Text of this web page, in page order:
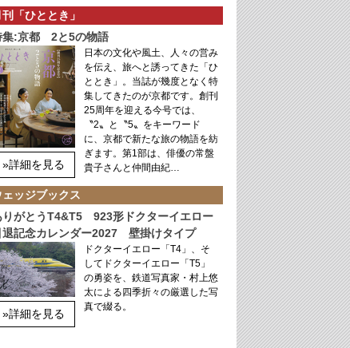
刊「ひととき」
集:京都 2と5の物語
»詳細を見る
日本の文化や風土、人々の営み
を伝え、旅へと誘ってきた「ひ
ととき」。当誌が幾度となく特
集してきたのが京都です。創刊
25周年を迎える今号では、
〝2〟と〝5〟をキーワード
に、京都で新たな旅の物語を紡
ぎます。第1部は、俳優の常盤
貴子さんと仲間由紀…
ェッジブックス
りがとうT4&T5 923形ドクターイエロー
退記念カレンダー2027 壁掛けタイプ
»詳細を見る
ドクターイエロー「T4」、そ
してドクターイエロー「T5」
の勇姿を、鉄道写真家・村上悠
太による四季折々の厳選した写
真で綴る。